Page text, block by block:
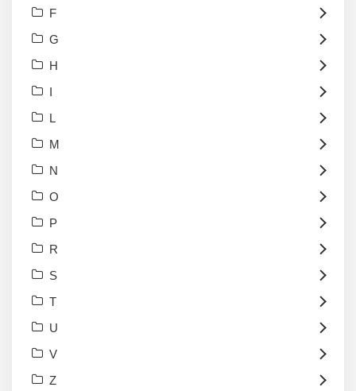
F
G
H
I
L
M
N
O
P
R
S
T
U
V
Z